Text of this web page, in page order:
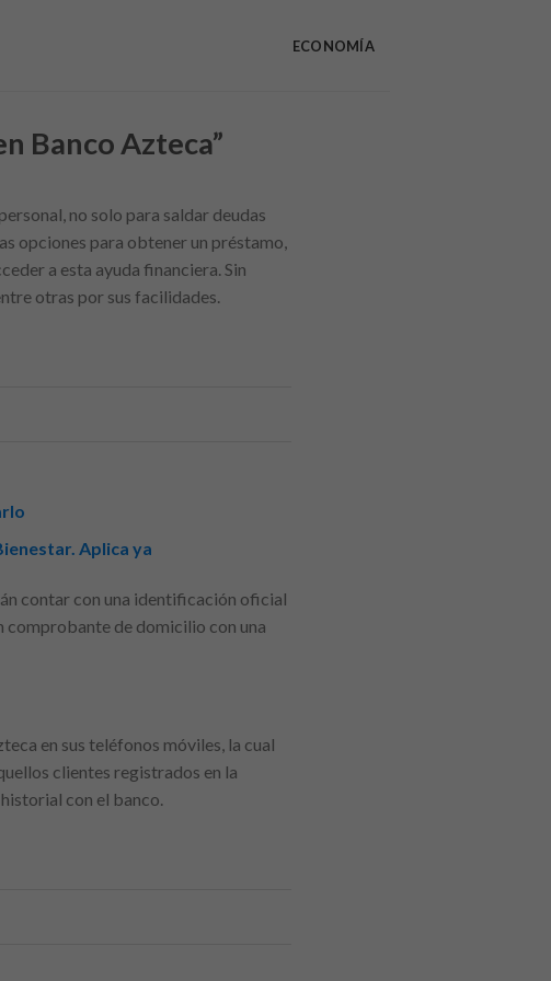
ECONOMÍA
Banco Azteca”
no solo para saldar deudas
opciones para obtener un préstamo,
a esta ayuda financiera. Sin
otras por sus facilidades.
Aplica ya
contar con una identificación oficial
de domicilio con una
en sus teléfonos móviles, la cual
clientes registrados en la
con el banco.